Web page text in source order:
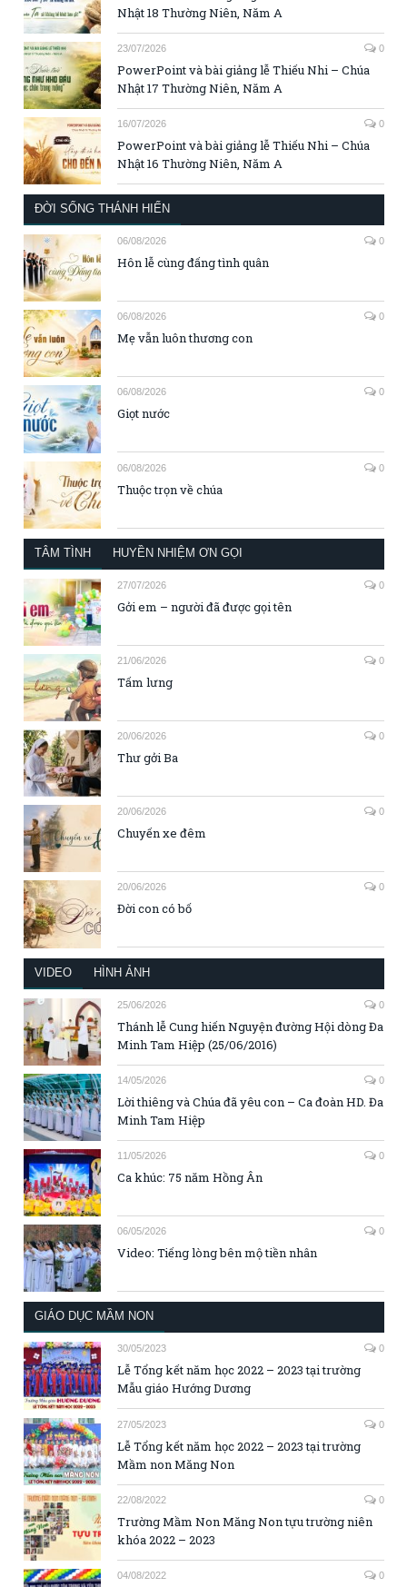
Nhật 18 Thường Niên, Năm A
23/07/2026 0
PowerPoint và bài giảng lễ Thiếu Nhi – Chúa
Nhật 17 Thường Niên, Năm A
16/07/2026 0
PowerPoint và bài giảng lễ Thiếu Nhi – Chúa
Nhật 16 Thường Niên, Năm A
ĐỜI SỐNG THÁNH HIẾN
06/08/2026 0
Hôn lễ cùng đấng tình quân
06/08/2026 0
Mẹ vẫn luôn thương con
06/08/2026 0
Giọt nước
06/08/2026 0
Thuộc trọn về chúa
TÂM TÌNH HUYỀN NHIỆM ƠN GỌI
27/07/2026 0
Gởi em – người đã được gọi tên
21/06/2026 0
Tấm lưng
20/06/2026 0
Thư gởi Ba
20/06/2026 0
Chuyến xe đêm
20/06/2026 0
Đời con có bố
VIDEO HÌNH ẢNH
25/06/2026 0
Thánh lễ Cung hiến Nguyện đường Hội dòng Đa
Minh Tam Hiệp (25/06/2016)
14/05/2026 0
Lời thiêng và Chúa đã yêu con – Ca đoàn HD. Đa
Minh Tam Hiệp
11/05/2026 0
Ca khúc: 75 năm Hồng Ân
06/05/2026 0
Video: Tiếng lòng bên mộ tiền nhân
GIÁO DỤC MẦM NON
30/05/2023 0
Lễ Tổng kết năm học 2022 – 2023 tại trường
Mẫu giáo Hướng Dương
27/05/2023 0
Lễ Tổng kết năm học 2022 – 2023 tại trường
Mầm non Măng Non
22/08/2022 0
Trường Mầm Non Măng Non tựu trường niên
khóa 2022 – 2023
04/08/2022 0